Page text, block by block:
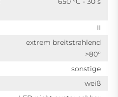
II
extrem breitstrahlend
>80°
sonstige
weiß